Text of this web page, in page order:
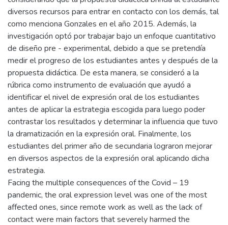
diversos recursos para entrar en contacto con los demás, tal
como menciona Gonzales en el año 2015. Además, la
investigación optó por trabajar bajo un enfoque cuantitativo
de diseño pre - experimental, debido a que se pretendía
medir el progreso de los estudiantes antes y después de la
propuesta didáctica. De esta manera, se consideró a la
rúbrica como instrumento de evaluación que ayudó a
identificar el nivel de expresión oral de los estudiantes
antes de aplicar la estrategia escogida para luego poder
contrastar los resultados y determinar la influencia que tuvo
la dramatización en la expresión oral. Finalmente, los
estudiantes del primer año de secundaria lograron mejorar
en diversos aspectos de la expresión oral aplicando dicha
estrategia.
Facing the multiple consequences of the Covid – 19
pandemic, the oral expression level was one of the most
affected ones, since remote work as well as the lack of
contact were main factors that severely harmed the